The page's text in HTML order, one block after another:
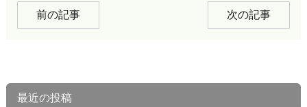
前の記事 次の記事
最近の投稿